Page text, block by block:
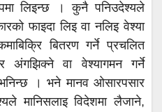
लिइन्छ । कुनै पनिउदेश्यले
फाइदा लिइ वा नलिइ वेश्या
बितरण गर्ने प्रचलित
अंगझिक्ने वा वेश्यागमन गर्ने
भनिन्छ । भने मानव ओसारपसार
मानिसलाइ विदेशमा लैजाने,